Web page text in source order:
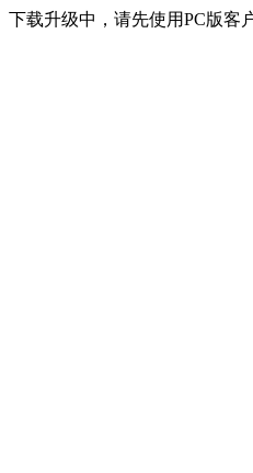
下载升级中，请先使用PC版客